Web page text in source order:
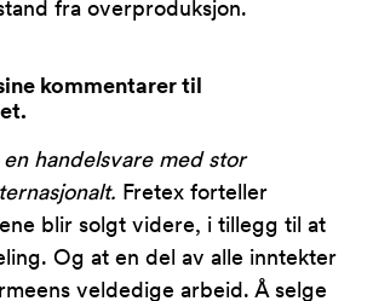
fra overproduksjon.
kommentarer til
handelsvare med stor
Fretex forteller
blir solgt videre, i tillegg til at
Og at en del av alle inntekter
veldedige arbeid. Å selge